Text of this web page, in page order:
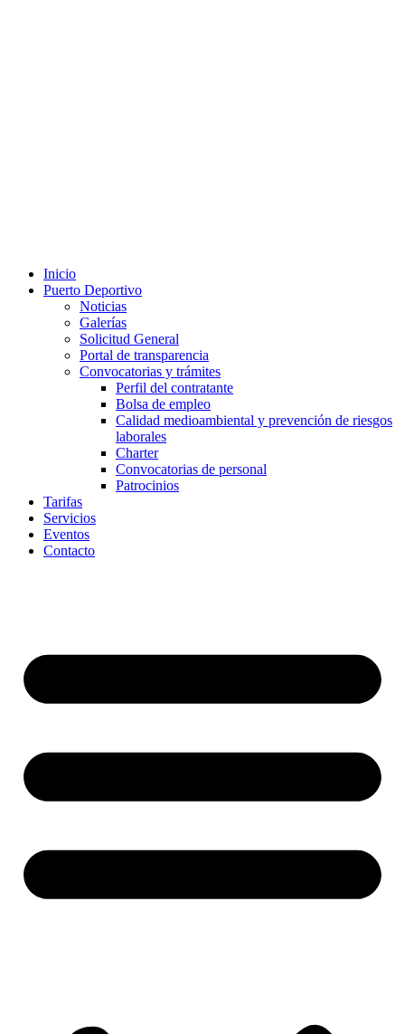
Inicio
Puerto Deportivo
Noticias
Galerías
Solicitud General
Portal de transparencia
Convocatorias y trámites
Perfil del contratante
Bolsa de empleo
Calidad medioambiental y prevención de riesgos
laborales
Charter
Convocatorias de personal
Patrocinios
Tarifas
Servicios
Eventos
Contacto